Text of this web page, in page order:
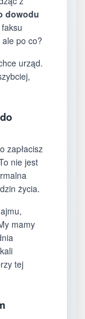
dowodu
po co?
urząd.
zapłacisz
nie jest
życia.
mamy
tej